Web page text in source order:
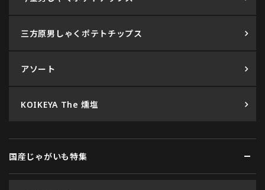
三方原男しゃくポテトチップス
アソート
KOIKEYA The 燻塩
国産じゃがいも特集